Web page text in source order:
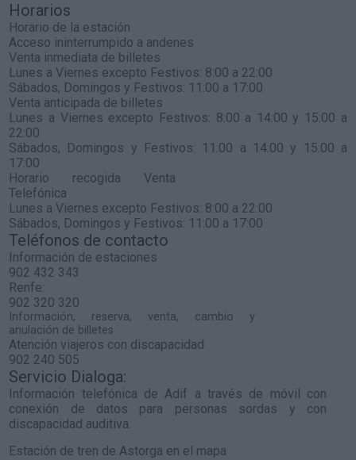
Horarios
Horario de la estación
Acceso ininterrumpido a andenes
Venta inmediata de billetes
Lunes a Viernes excepto Festivos: 8:00 a 22:00
Sábados, Domingos y Festivos: 11:00 a 17:00
Venta anticipada de billetes
Lunes a Viernes excepto Festivos: 8:00 a 14:00 y 15:00 a
22:00
Sábados, Domingos y Festivos: 11:00 a 14:00 y 15:00 a
17:00
Horario recogida Venta
Telefónica
Lunes a Viernes excepto Festivos: 8:00 a 22:00
Sábados, Domingos y Festivos: 11:00 a 17:00
Teléfonos de contacto
Información de estaciones
902 432 343
Renfe:
902 320 320
Información, reserva, venta, cambio y
anulación de billetes
Atención viajeros con discapacidad
902 240 505
Servicio Dialoga:
Información telefónica de Adif a través de móvil con
conexión de datos para personas sordas y con
discapacidad auditiva.
Estación de tren de Astorga en el mapa